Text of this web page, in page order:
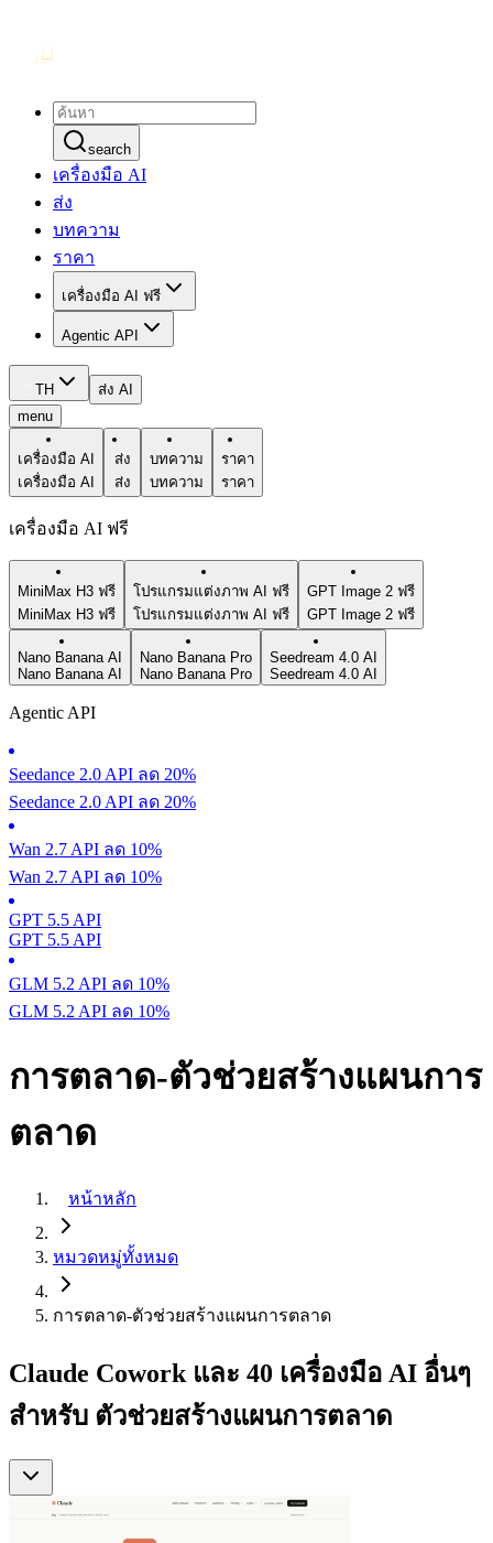
search
เครื่องมือ AI
ส่ง
บทความ
ราคา
เครื่องมือ AI ฟรี
Agentic API
TH
ส่ง AI
menu
เครื่องมือ AI
เครื่องมือ AI
ส่ง
ส่ง
บทความ
บทความ
ราคา
ราคา
เครื่องมือ AI ฟรี
MiniMax H3 ฟรี
MiniMax H3 ฟรี
โปรแกรมแต่งภาพ AI ฟรี
โปรแกรมแต่งภาพ AI ฟรี
GPT Image 2 ฟรี
GPT Image 2 ฟรี
Nano Banana AI
Nano Banana AI
Nano Banana Pro
Nano Banana Pro
Seedream 4.0 AI
Seedream 4.0 AI
Agentic API
Seedance 2.0 API ลด 20%
Seedance 2.0 API ลด 20%
Wan 2.7 API ลด 10%
Wan 2.7 API ลด 10%
GPT 5.5 API
GPT 5.5 API
GLM 5.2 API ลด 10%
GLM 5.2 API ลด 10%
การตลาด-ตัวช่วยสร้างแผนการ
ตลาด
หน้าหลัก
หมวดหมู่ทั้งหมด
การตลาด-ตัวช่วยสร้างแผนการตลาด
Claude Cowork และ 40 เครื่องมือ AI อื่นๆ
สำหรับ ตัวช่วยสร้างแผนการตลาด